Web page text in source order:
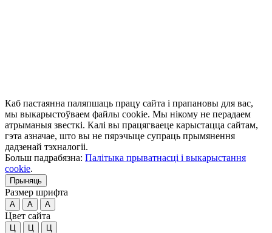
Каб пастаянна паляпшаць працу сайта і прапановы для вас,
мы выкарыстоўваем файлы cookie. Мы нікому не перадаем
атрыманыя звесткі. Калі вы працягваеце карыстацца сайтам,
гэта азначае, што вы не пярэчыце супраць прымянення
дадзенай тэхналогіі.
Больш падрабязна: Палітыка прыватнасці і выкарыстання
cookie.
Прыняць
Размер шрифта
A A A
Цвет сайта
Ц Ц Ц